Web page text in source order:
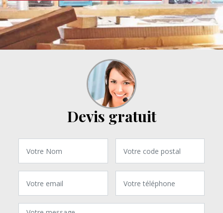
Devis gratuit